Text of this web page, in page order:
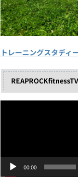
トレーニングスタディ
REAPROCKfitnessTV
ー
00:00